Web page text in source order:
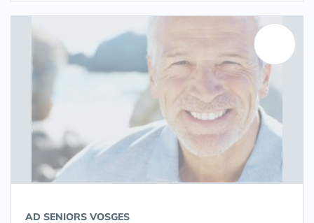
AD SENIORS VOSGES